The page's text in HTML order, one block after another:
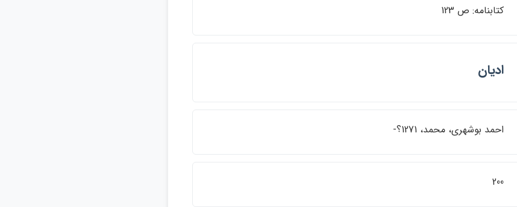
كتابنامه: ص 123
اديان
احمد بوشهري، محمد، 1271؟-
200